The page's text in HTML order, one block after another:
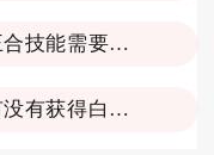
忘仙宠物罗刹鬼王合技能需要注意什么
光遇新人攻略中有没有获得白羽复训的技巧